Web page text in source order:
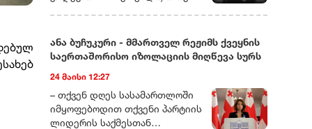
ანა ბუჩუკური - მმართველ რეჟიმს ქვეყნის
საერთაშორისო იზოლაციის მიღწევა სურს
24 მაისი 12:27
– თქვენ დღეს სასამართლოში
იმყოფებოდით თქვენი პარტიის
ლიდერის საქმესთან